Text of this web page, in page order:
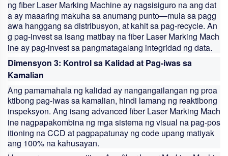
ng fiber Laser Marking Machineay nagsisiguro na ang dat
a ay maaaring makuha sa anumang punto—mula sa pagg
awa hanggang sa distribusyon, at kahit sa pag-recycle. An
g pag-invest sa isang matibay nafiber Laser Marking Mach
ineay pag-invest sa pangmatagalang integridad ng data.
Dimensyon 3: Kontrol sa Kalidad at Pag-iwas sa
Kamalian
Ang pamamahala ng kalidad ay nangangailangan ng proa
ktibong pag-iwas sa kamalian, hindi lamang ng reaktibong
inspeksyon. Ang isang advanced fiber Laser Marking Mach
ine nagpapakombina ng mga sistema ng visual na pag-pos
itioning na CCD at pagpapatunay ng code upang matiyak
ang 100% na kahusayan.